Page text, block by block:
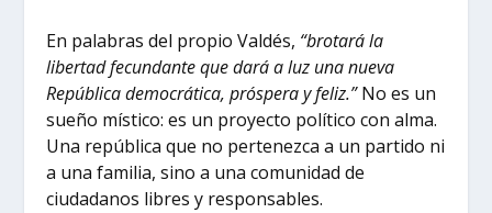
En palabras del propio Valdés, “bro­tará la
libertad fecundante que dará a luz una nueva
República democrática, próspera y feliz.”No es un
sueño místico: es un proyecto político con alma.
Una república que no pertenezca a un partido ni
a una familia, sino a una comunidad de
ciudadanos libres y responsables.